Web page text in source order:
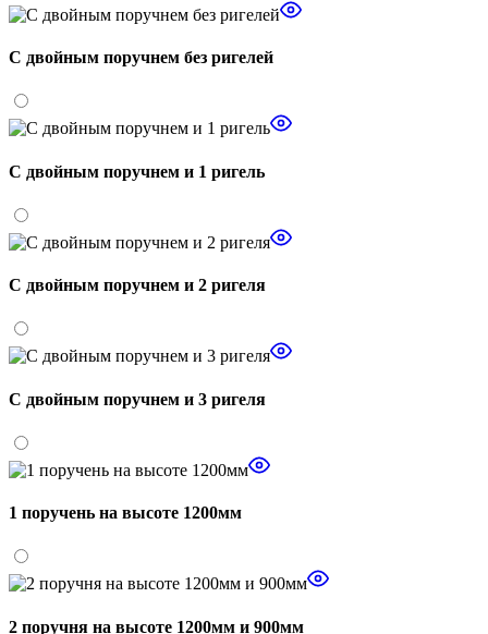
С двойным поручнем без ригелей
С двойным поручнем и 1 ригель
С двойным поручнем и 2 ригеля
С двойным поручнем и 3 ригеля
1 поручень на высоте 1200мм
2 поручня на высоте 1200мм и 900мм